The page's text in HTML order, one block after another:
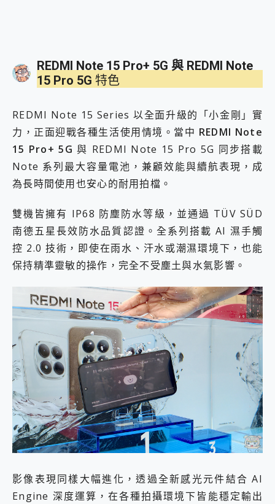
REDMI Note 15 Pro+ 5G 與 REDMI Note
15 Pro 5G 特色
REDMI Note 15 Series 以全面升級的「小金剛」實
力，正面迎戰各種生活使用情境。當中 REDMI Note
15 Pro+ 5G與 REDMI Note 15 Pro 5G 同步搭載
Note 系列最大容量電池，兼顧效能與續航表現，成
為長時間使用也安心的耐用拍檔。
雙機皆擁有 IP68 防塵防水等級，並通過 TÜV SÜD
南德五星長效防水品質認證。全系列搭載 AI 濕手觸
控 2.0 技術，即使在雨水、汗水或潮濕環境下，也能
保持精準靈敏的操作，完全不受塵土與水氣影響。
影像表現同樣大幅進化，透過全新感光元件結合 AI
Engine 深度運算，在各種拍攝環境下皆能穩定輸出